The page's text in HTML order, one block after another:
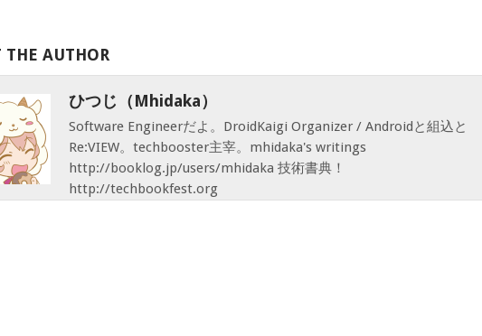
THE AUTHOR
ひつじ（mhidaka）
Software Engineerだよ。DroidKaigi Organizer / Androidと組込と
Re:VIEW。techbooster主宰。mhidaka's writings
http://booklog.jp/users/mhidaka 技術書典！
http://techbookfest.org